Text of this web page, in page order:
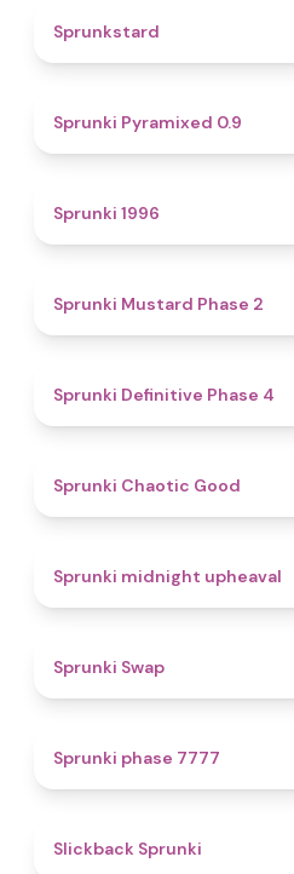
Sprunkstard
Sprunki Pyramixed 0.9
Sprunki 1996
Sprunki Mustard Phase 2
Sprunki Definitive Phase 4
Sprunki Chaotic Good
Sprunki midnight upheaval
Sprunki Swap
Sprunki phase 7777
Slickback Sprunki